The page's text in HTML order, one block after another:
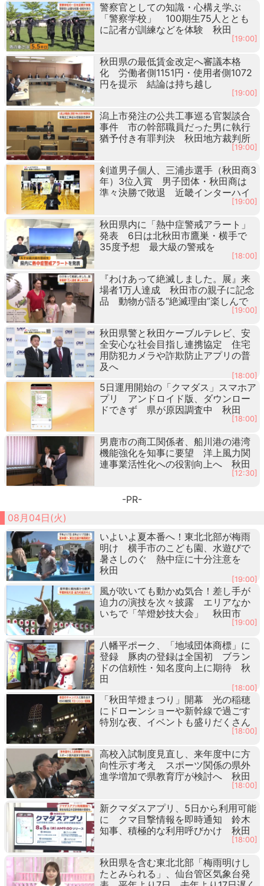
警察官としての知識・心構え学ぶ
「警察学校」 100期生75人ととも
に記者が訓練などを体験 秋田
[19:00]
秋田県の最低賃金改定へ審議本格
化 労働者側1151円・使用者側1072
円を提示 結論は持ち越し
[19:00]
潟上市発注の公共工事巡る官製談合
事件 市の幹部職員だった男に執行
猶予付き有罪判決 秋田地方裁判所
[19:00]
剣道男子個人、三浦歩選手（秋田商3
年）3位入賞 男子団体・秋田商は
準々決勝で敗退 近畿インターハイ
[19:00]
秋田県内に「熱中症警戒アラート」
発表 6日は北秋田市鷹巣・横手で
35度予想 最大級の警戒を
[18:00]
『わけあって絶滅しました。展』来
場者1万人達成 秋田市の親子に記念
品 動物が語る“絶滅理由”楽しんで
[19:00]
秋田県警と秋田ケーブルテレビ、安
全安心な社会目指し連携協定 住宅
用防犯カメラや詐欺防止アプリの普
及へ
[18:00]
5日運用開始の「クマダス」スマホア
プリ アンドロイド版、ダウンロー
ドできず 県が原因調査中 秋田
[18:00]
男鹿市の商工関係者、船川港の港湾
機能強化を知事に要望 洋上風力関
連事業活性化への役割向上へ 秋田
[12:30]
-PR-
08月04日(火)
いよいよ夏本番へ！東北北部が梅雨
明け 横手市のこども園、水遊びで
暑さしのぐ 熱中症に十分注意を
秋田
[19:00]
風が吹いても動かぬ気合！差し手が
迫力の演技を次々披露 エリアなか
いちで「竿燈妙技大会」 秋田市
[19:00]
八幡平ポーク、「地域団体商標」に
登録 豚肉の登録は全国初 ブラン
ドの信頼性・知名度向上に期待 秋
田
[18:00]
「秋田竿燈まつり」開幕 光の稲穂
にドローンショーや新幹線で過ごす
特別な夜、イベントも盛りだくさん
[18:00]
高校入試制度見直し、来年度中に方
向性示す考え スポーツ関係の県外
進学増加で県教育庁が検討へ 秋田
[18:00]
新クマダスアプリ、5日から利用可能
に クマ目撃情報を即時通知 鈴木
知事、積極的な利用呼びかけ 秋田
[18:00]
秋田県を含む東北北部「梅雨明けし
たとみられる」、仙台管区気象台発